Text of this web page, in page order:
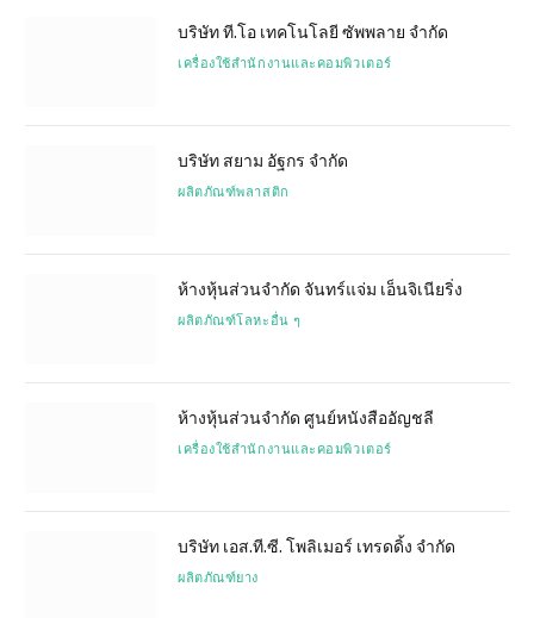
บริษัท ที.โอ เทคโนโลยี ซัพพลาย จำกัด
เครื่องใช้สำนักงานและคอมพิวเตอร์
บริษัท สยาม อัฐกร จำกัด
ผลิตภัณฑ์พลาสติก
ห้างหุ้นส่วนจำกัด จันทร์แจ่ม เอ็นจิเนียริ่ง
ผลิตภัณฑ์โลหะอื่น ๆ
ห้างหุ้นส่วนจำกัด ศูนย์หนังสืออัญชลี
เครื่องใช้สำนักงานและคอมพิวเตอร์
บริษัท เอส.ที.ซี. โพลิเมอร์ เทรดดิ้ง จำกัด
ผลิตภัณฑ์ยาง